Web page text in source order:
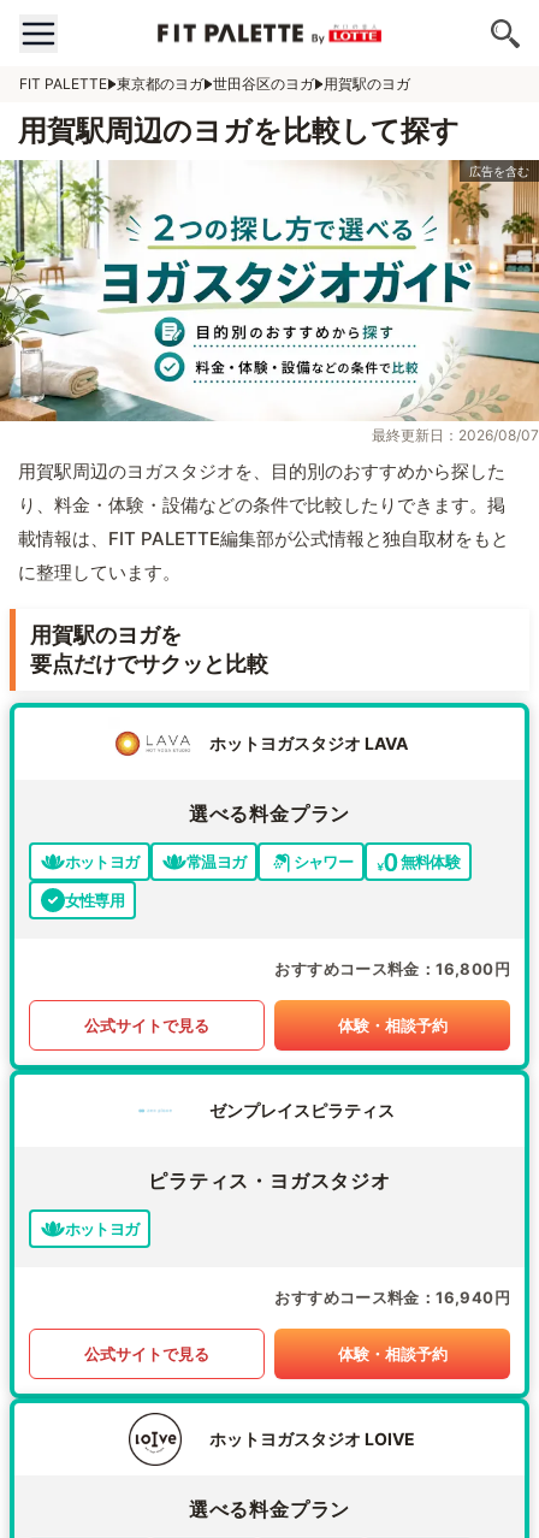
FIT PALETTE 東京都のヨガ 世田谷区のヨガ 用賀駅のヨガ
用賀駅周辺のヨガを比較して探す
最終更新日：2026/08/07
用賀駅周辺のヨガスタジオを、目的別のおすすめから探した
り、料金・体験・設備などの条件で比較したりできます。掲
載情報は、FIT PALETTE編集部が公式情報と独自取材をもと
に整理しています。
用賀駅のヨガを
要点だけでサクッと比較
ホットヨガスタジオ LAVA
選べる料金プラン
ホットヨガ 常温ヨガ シャワー
無料体験
女性専用
おすすめコース料金 16,800円
公式サイトで見る 体験・相談予約
ゼンプレイスピラティス
ピラティス・ヨガスタジオ
ホットヨガ
おすすめコース料金 16,940円
公式サイトで見る 体験・相談予約
ホットヨガスタジオ LOIVE
選べる料金プラン